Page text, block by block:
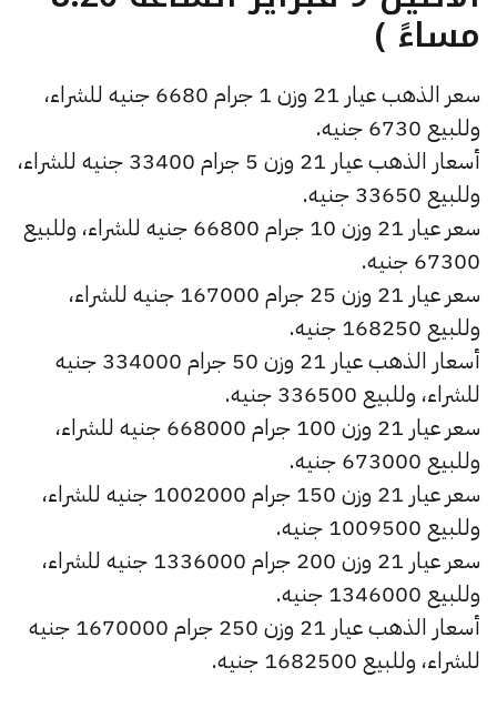
مساءً )
سعر الذهب عيار 21 وزن 1 جرام 6680 جنيه للشراء،
وللبيع 6730 جنيه.
أسعار الذهب عيار 21 وزن 5 جرام 33400 جنيه للشراء،
وللبيع 33650 جنيه.
سعر عيار 21 وزن 10 جرام 66800 جنيه للشراء، وللبيع
67300 جنيه.
سعر عيار 21 وزن 25 جرام 167000 جنيه للشراء،
وللبيع 168250 جنيه.
أسعار الذهب عيار 21 وزن 50 جرام 334000 جنيه
للشراء، وللبيع 336500 جنيه.
سعر عيار 21 وزن 100 جرام 668000 جنيه للشراء،
وللبيع 673000 جنيه.
سعر عيار 21 وزن 150 جرام 1002000 جنيه للشراء،
وللبيع 1009500 جنيه.
سعر عيار 21 وزن 200 جرام 1336000 جنيه للشراء،
وللبيع 1346000 جنيه.
أسعار الذهب عيار 21 وزن 250 جرام 1670000 جنيه
للشراء، وللبيع 1682500 جنيه.